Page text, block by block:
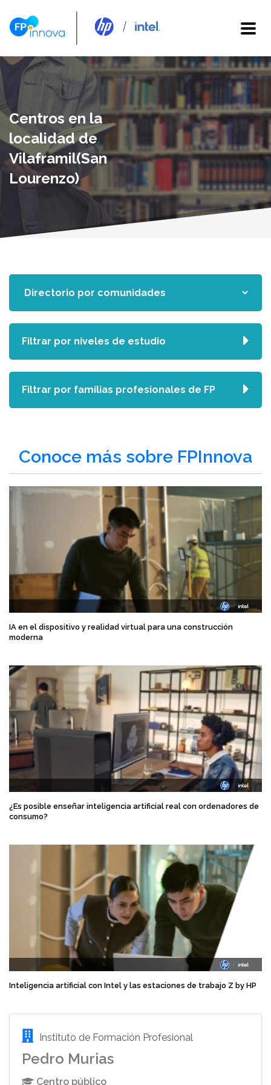
Centros en la
localidad de
Vilaframil(San
Lourenzo)
Conoce más sobre FPInnova
IA en el dispositivo y realidad virtual para una construcción
moderna
¿Es posible enseñar inteligencia artificial real con ordenadores de
consumo?
Inteligencia artificial con Intel y las estaciones de trabajo Z by HP
Instituto de Formación Profesional
Pedro Murias
Centro público
Filtrar por niveles de estudio
Filtrar por familias profesionales de FP